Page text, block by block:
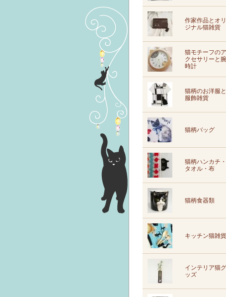
作家作品とオリ
ジナル猫雑貨
猫モチーフのア
クセサリーと腕
時計
猫柄のお洋服と
服飾雑貨
猫柄バッグ
猫柄ハンカチ・
タオル・布
猫柄食器類
キッチン猫雑貨
インテリア猫グ
ッズ